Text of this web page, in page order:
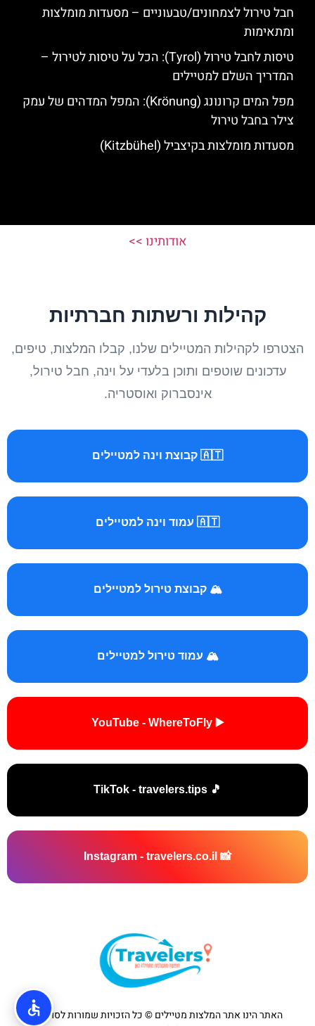
חבל טירול לצמחונים/טבעוניים – מסעדות מומלצות
ומתאימות
טיסות לחבל טירול (Tyrol): הכל על טיסות לטירול –
המדריך השלם למטיילים
מפל המים קרונונג (Krönung): המפל המדהים של עמק
צילר בחבל טירול
מסעדות מומלצות בקיצביל (Kitzbühel)
אודותינו >>
קהילות ורשתות חברתיות
הצטרפו לקהילות המטיילים שלנו, קבלו המלצות, טיפים,
עדכונים שוטפים ותוכן בלעדי על וינה, חבל טירול,
אינסברוק ואוסטריה.
🇦🇹 קבוצת וינה למטיילים
🇦🇹 עמוד וינה למטיילים
🏔️ קבוצת טירול למטיילים
🏔️ עמוד טירול למטיילים
▶️ YouTube - WhereToFly
🎵 TikTok - travelers.tips
📸 Instagram - travelers.co.il
האתר הינו אתר המלצות מטיילים © כל הזכויות שמורות לסוכנות